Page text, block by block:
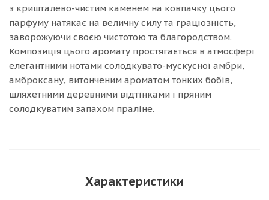
з кришталево-чистим каменем на ковпачку цього
парфуму натякає на величну силу та граціозність,
заворожуючи своєю чистотою та благородством.
Композиція цього аромату простягається в атмосфері
елегантними нотами солодкувато-мускусної амбри,
амброксану, витонченим ароматом тонких бобів,
шляхетними деревними відтінками і пряним
солодкуватим запахом праліне.
Характеристики